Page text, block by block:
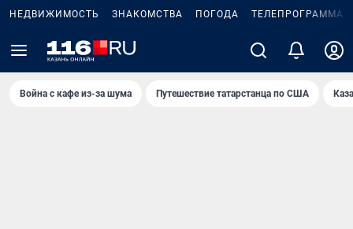
НЕДВИЖИМОСТЬ ЗНАКОМСТВА ПОГОДА ТЕЛЕПРОГРАММА
Война с кафе из-за шума Путешествие татарстанца по США